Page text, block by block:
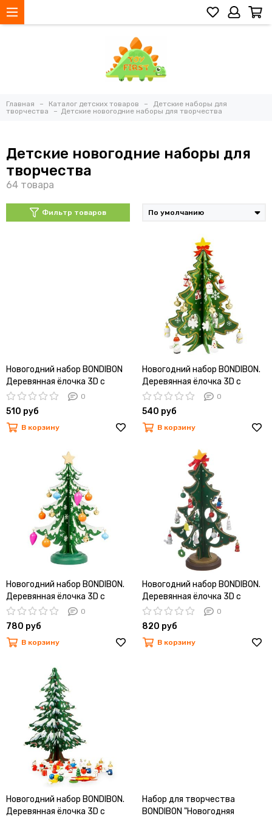
Главная Каталог детских товаров
Детские наборы для
творчества
Детские новогодние наборы для творчества
Детские новогодние наборы для
творчества
Фильтр товаров
Новогодний набор BONDIBON
Деревянная ёлочка 3D с
игрушками, высота 16.5см
0
510 руб
В корзину
Новогодний набор BONDIBON.
Деревянная ёлочка 3D с
игрушками, высота 17,5см
0
540 руб
В корзину
Новогодний набор BONDIBON.
Деревянная ёлочка 3D с
игрушками, высота 22см
0
780 руб
В корзину
Новогодний набор BONDIBON.
Деревянная ёлочка 3D с
игрушками, высота 25см
0
820 руб
В корзину
Новогодний набор BONDIBON.
Деревянная ёлочка 3D с
Набор для творчества
BONDIBON "Новогодняя